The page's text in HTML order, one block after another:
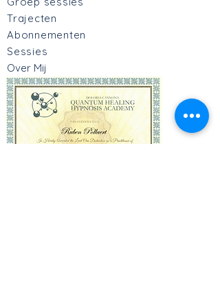
Trajecten
Abonnementen
Sessies
Over Mij